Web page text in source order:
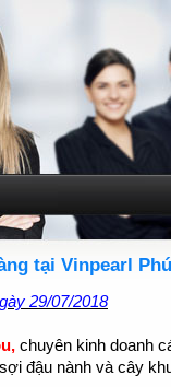
tại Vinpearl
29/07/2018
chuyên kinh doanh
đậu nành và cây